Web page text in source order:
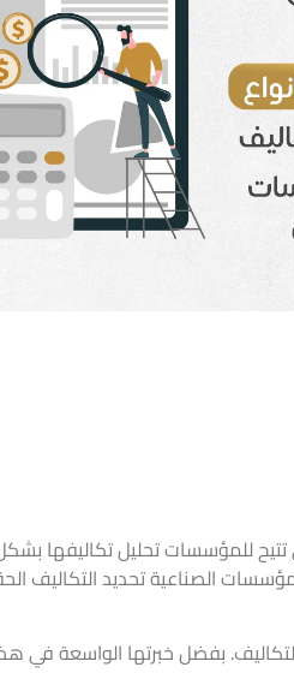
تتيح للمؤسسات تحليل تكاليفها
الصناعية تحديد التكاليف
بفضل خبرتها الواسعة في